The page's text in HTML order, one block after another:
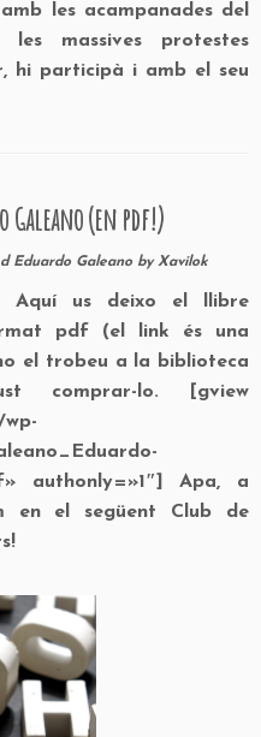
les acampanades del
massives protestes
hi participà i amb el seu
Galeano (en pdf!)
Eduardo Galeano byXavilok
Aquí us deixo el llibre
pdf (el link és una
el trobeu a la biblioteca
lo. [gview
authonly=»1″] Apa, a
en el següent Club de